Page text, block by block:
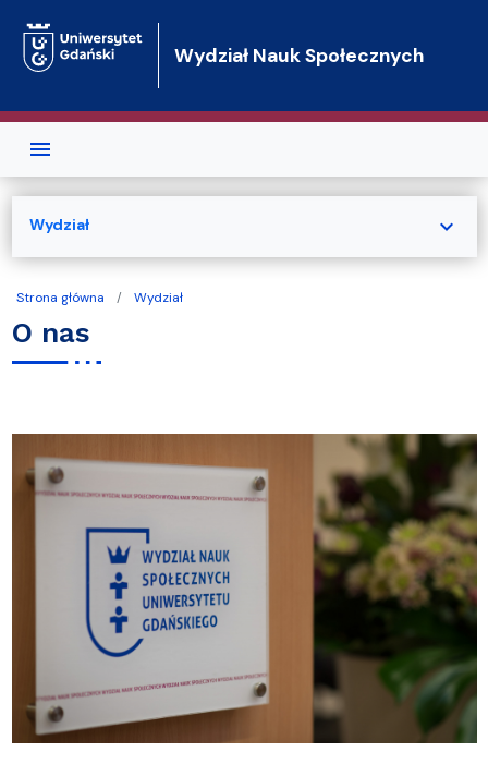
Wydział Nauk Społecznych
Strona główna Wydział
O nas
Wydział expand_more